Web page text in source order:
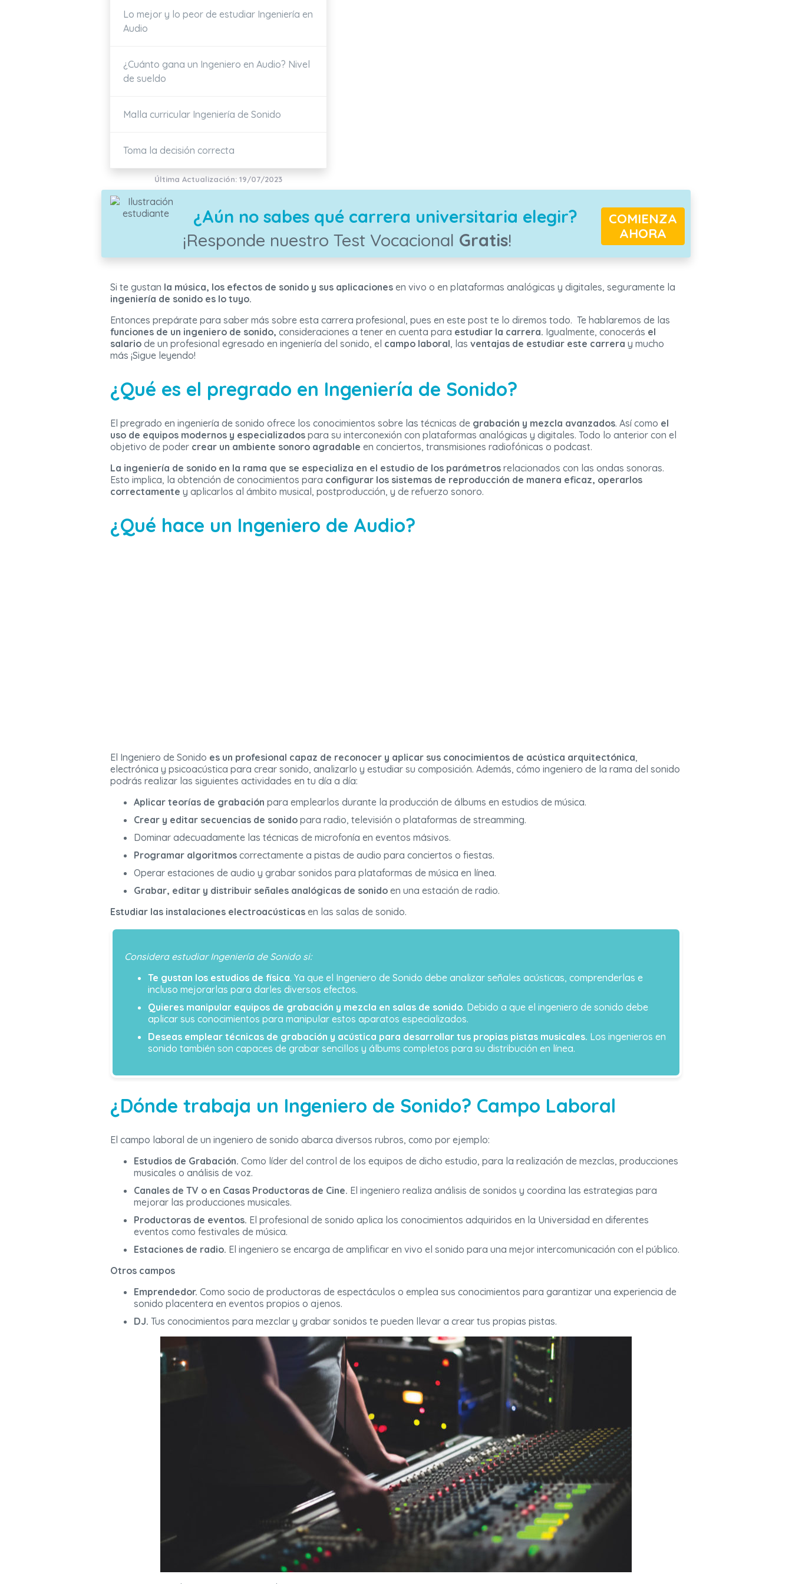
Lo mejor y lo peor de estudiar Ingeniería en
Audio
¿Cuánto gana un Ingeniero en Audio? Nivel
de sueldo
Malla curricular Ingeniería de Sonido
Toma la decisión correcta
Última Actualización: 19/07/2023
¿Aún no sabes qué carrera universitaria elegir?
¡Responde nuestro Test Vocacional Gratis!
COMIENZA
AHORA
Si te gustan la música, los efectos de sonido y sus aplicaciones en vivo o en plataformas analógicas y digitales, seguramente la
ingeniería de sonido es lo tuyo.
Entonces prepárate para saber más sobre esta carrera profesional, pues en este post te lo diremos todo. Te hablaremos de las
funciones de un ingeniero de sonido, consideraciones a tener en cuenta para estudiar la carrera. Igualmente, conocerás el
salario de un profesional egresado en ingeniería del sonido, el campo laboral, las ventajas de estudiar este carrera y mucho
más ¡Sigue leyendo!
¿Qué es el pregrado en Ingeniería de Sonido?
El pregrado en ingeniería de sonido ofrece los conocimientos sobre las técnicas de grabación y mezcla avanzados. Así como el
uso de equipos modernos y especializados para su interconexión con plataformas analógicas y digitales. Todo lo anterior con el
objetivo de poder crear un ambiente sonoro agradable en conciertos, transmisiones radiofónicas o podcast.
La ingeniería de sonido en la rama que se especializa en el estudio de los parámetros relacionados con las ondas sonoras.
Esto implica, la obtención de conocimientos para configurar los sistemas de reproducción de manera eficaz, operarlos
correctamente y aplicarlos al ámbito musical, postproducción, y de refuerzo sonoro.
¿Qué hace un Ingeniero de Audio?
El Ingeniero de Sonido es un profesional capaz de reconocer y aplicar sus conocimientos de acústica arquitectónica,
electrónica y psicoacústica para crear sonido, analizarlo y estudiar su composición. Además, cómo ingeniero de la rama del sonido
podrás realizar las siguientes actividades en tu día a día:
Aplicar teorías de grabación para emplearlos durante la producción de álbums en estudios de música.
Crear y editar secuencias de sonido para radio, televisión o plataformas de streamming.
Dominar adecuadamente las técnicas de microfonía en eventos másivos.
Programar algoritmos correctamente a pistas de audio para conciertos o fiestas.
Operar estaciones de audio y grabar sonidos para plataformas de música en línea.
Grabar, editar y distribuir señales analógicas de sonido en una estación de radio.
Estudiar las instalaciones electroacústicas en las salas de sonido.
Considera estudiar Ingeniería de Sonido si:
Te gustan los estudios de física. Ya que el Ingeniero de Sonido debe analizar señales acústicas, comprenderlas e
incluso mejorarlas para darles diversos efectos.
Quieres manipular equipos de grabación y mezcla en salas de sonido. Debido a que el ingeniero de sonido debe
aplicar sus conocimientos para manipular estos aparatos especializados.
Deseas emplear técnicas de grabación y acústica para desarrollar tus propias pistas musicales. Los ingenieros en
sonido también son capaces de grabar sencillos y álbums completos para su distribución en línea.
¿Dónde trabaja un Ingeniero de Sonido? Campo Laboral
El campo laboral de un ingeniero de sonido abarca diversos rubros, como por ejemplo:
Estudios de Grabación. Como líder del control de los equipos de dicho estudio, para la realización de mezclas, producciones
musicales o análisis de voz.
Canales de TV o en Casas Productoras de Cine. El ingeniero realiza análisis de sonidos y coordina las estrategias para
mejorar las producciones musicales.
Productoras de eventos. El profesional de sonido aplica los conocimientos adquiridos en la Universidad en diferentes
eventos como festivales de música.
Estaciones de radio. El ingeniero se encarga de amplificar en vivo el sonido para una mejor intercomunicación con el público.
Otros campos
Emprendedor. Como socio de productoras de espectáculos o emplea sus conocimientos para garantizar una experiencia de
sonido placentera en eventos propios o ajenos.
DJ. Tus conocimientos para mezclar y grabar sonidos te pueden llevar a crear tus propias pistas.